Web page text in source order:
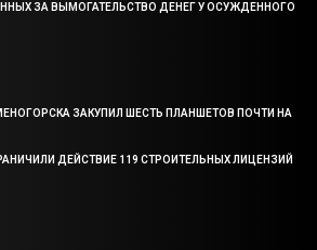
ЗА ВЫМОГАТЕЛЬСТВО ДЕНЕГ У ОСУЖДЕННОГО
ЗАКУПИЛ ШЕСТЬ ПЛАНШЕТОВ ПОЧТИ НА
ДЕЙСТВИЕ 119 СТРОИТЕЛЬНЫХ ЛИЦЕНЗИЙ